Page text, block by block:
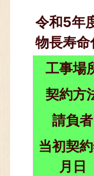
令和5年
物長寿
工事場
契約方
請負者
当初契
月日